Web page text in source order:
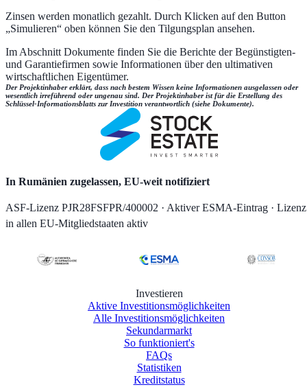
Zinsen werden monatlich gezahlt. Durch Klicken auf den Button
„Simulieren“ oben können Sie den Tilgungsplan ansehen.
Im Abschnitt Dokumente finden Sie die Berichte der Begünstigten-
und Garantiefirmen sowie Informationen über den ultimativen
wirtschaftlichen Eigentümer.
Der Projektinhaber erklärt, dass nach bestem Wissen keine Informationen ausgelassen oder
wesentlich irreführend oder ungenau sind. Der Projektinhaber ist für die Erstellung des
Schlüssel-Informationsblatts zur Investition verantwortlich (siehe Dokumente).
In Rumänien zugelassen, EU-weit notifiziert
ASF-Lizenz PJR28FSFPR/400002 · Aktiver ESMA-Eintrag · Lizenz
in allen EU-Mitgliedstaaten aktiv
Investieren
Aktive Investitionsmöglichkeiten
Alle Investitionsmöglichkeiten
Sekundarmarkt
So funktioniert's
FAQs
Statistiken
Kreditstatus